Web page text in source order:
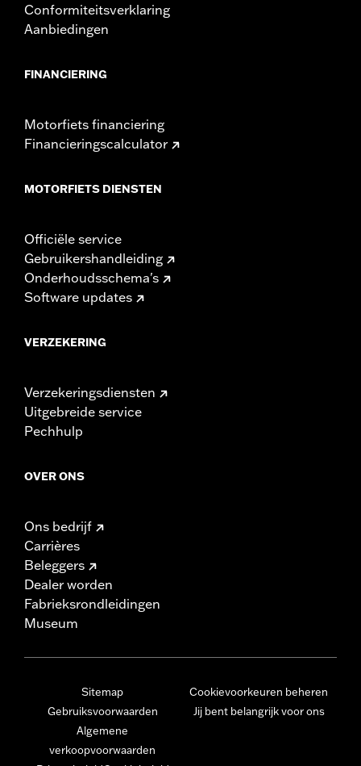
Conformiteitsverklaring
Aanbiedingen
FINANCIERING
Motorfiets financiering
Financieringscalculator
MOTORFIETS DIENSTEN
Officiële service
Gebruikershandleiding
Onderhoudsschema's
Software updates
VERZEKERING
Verzekeringsdiensten
Uitgebreide service
Pechhulp
OVER ONS
Ons bedrijf
Carrières
Beleggers
Dealer worden
Fabrieksrondleidingen
Museum
Sitemap
Gebruiksvoorwaarden
Algemene
verkoopvoorwaarden
Cookievoorkeuren beheren
Jij bent belangrijk voor ons